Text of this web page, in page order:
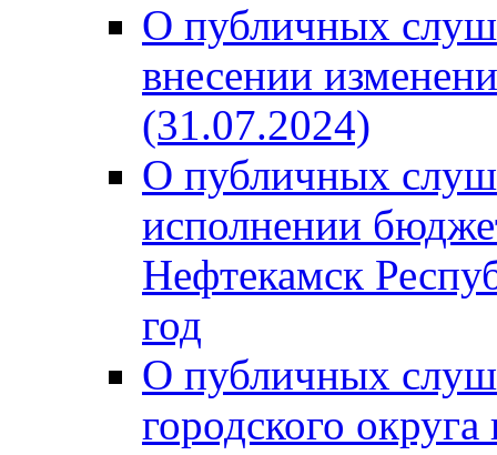
О публичных
внесении
(31.07.2024)
О публичных
исполнении
Нефтекамск
год
О публичных
городского